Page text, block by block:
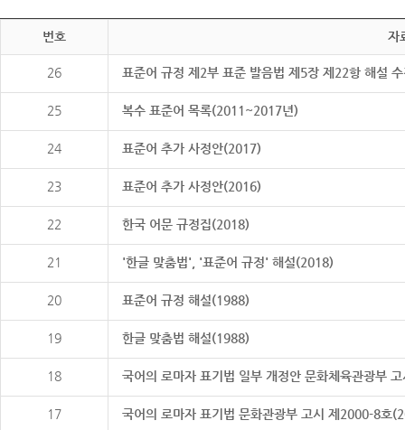
번호 자
26 표준어 규정 제2부 표준 발음법 제5장 제22항 해설
25 복수 표준어 목록(2011~2017년)
24 표준어 추가 사정안(2017)
23 표준어 추가 사정안(2016)
22 한국 어문 규정집(2018)
21 '한글 맞춤법', '표준어 규정' 해설(2018)
20 표준어 규정 해설(1988)
19 한글 맞춤법 해설(1988)
18 국어의 로마자 표기법 일부 개정안 문화체육관광부
17 국어의 로마자 표기법 문화관광부 고시 제2000-8호